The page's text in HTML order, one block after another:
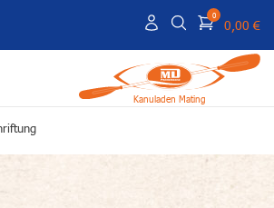
0
0,00 €
Kanuladen Mating